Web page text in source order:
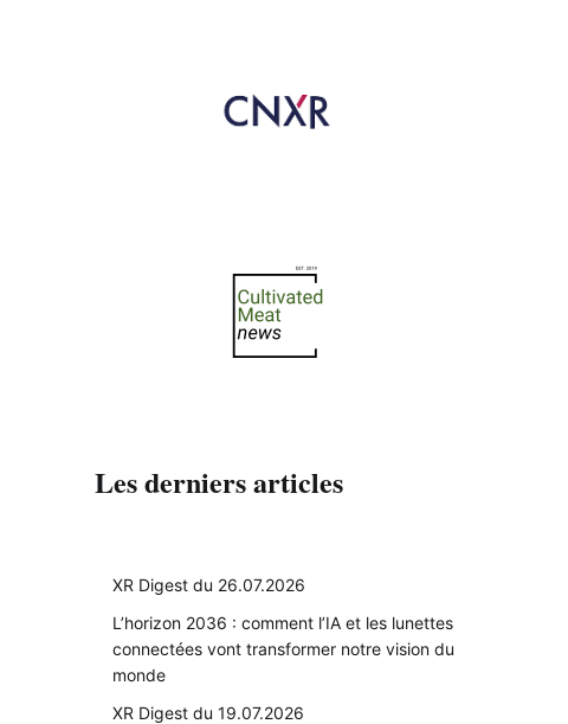
Les derniers articles
XR Digest du 26.07.2026
L’horizon 2036 : comment l’IA et les lunettes
connectées vont transformer notre vision du
monde
XR Digest du 19.07.2026